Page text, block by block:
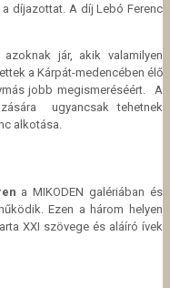
díjazottat. A díj Lebó Ferenc
azoknak jár, akik valamilyen
a Kárpát-medencében élő
jobb megismeréséért. A
ugyancsak tehetnek
alkotása.
a MIKODEN galériában és
Ezen a három helyen
XXI szövege és aláíró ívek